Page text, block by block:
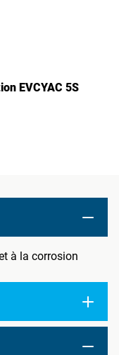
EVCYAC 5S
à la corrosion